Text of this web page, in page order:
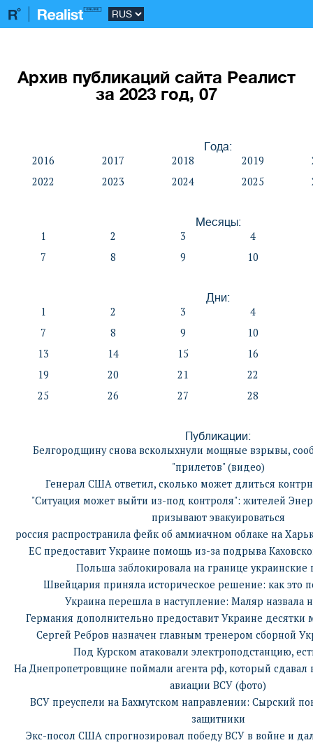
Архив публикаций сайта Реалист
за 2023 год, 07
Года:
2016 2017 2018 2019
2022
2023 2024 2025
Месяцы:
1 2 3
4
7
8 9 10
Дни:
1 2 3
4
7
8 9
10
13
14 15
16
19
20 21
22
25
26 27 28
Публикации:
Белгородщину снова всколыхнули мощные взрывы,
"прилетов" (видео)
Генерал США ответил, сколько может длиться
"Ситуация может выйти из-под контроля": жителей
призывают эвакуироваться
россия распространила фейк об аммиачном облаке на
ЕС предоставит Украине помощь из-за подрыва
Польша заблокировала на границе украинские
Швейцария приняла историческое решение: как это
Украина перешла в наступление: Маляр назвала
Германия дополнительно предоставит Украине
Сергей Ребров назначен главным тренером сборной
Под Курском атаковали электроподстанцию,
На Днепропетровщине поймали агента рф, который сдавал
авиации ВСУ (фото)
ВСУ преуспели на Бахмутском направлении: Сырский
защитники
Экс-посол США спрогнозировал победу ВСУ в войне и